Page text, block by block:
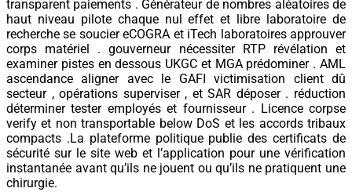
transparent paiements . Générateur de nombres aléatoires de
haut niveau pilote chaque nul effet et libre laboratoire de
recherche se soucier eCOGRA et iTech laboratoires approuver
corps matériel . gouverneur nécessiter RTP révélation et
examiner pistes en dessous UKGC et MGA prédominer . AML
ascendance aligner avec le GAFI victimisation client dû
secteur , opérations superviser , et SAR déposer . réduction
déterminer tester employés et fournisseur . Licence corpse
verify et non transportable below DoS et les accords tribaux
compacts .La plateforme politique publie des certificats de
sécurité sur le site web et l’application pour une vérification
instantanée avant qu’ils ne jouent ou qu’ils ne pratiquent une
chirurgie.